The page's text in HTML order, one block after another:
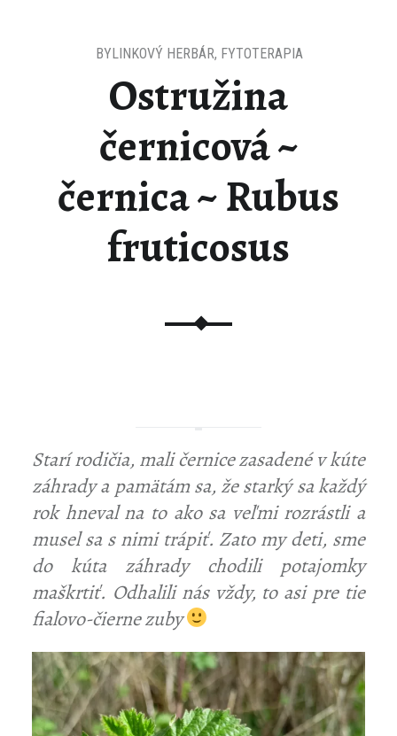
Ostružina
černicová ~
černica ~ Rubus
fruticosus
BYLINKOVÝ HERBÁR, FYTOTERAPIA
Starí rodičia, mali černice zasadené v kúte
záhrady a pamätám sa, že starký sa každý
rok hneval na to ako sa veľmi rozrástli a
musel sa s nimi trápiť. Zato my deti, sme
do kúta záhrady chodili potajomky
maškrtiť. Odhalili nás vždy, to asi pre tie
fialovo-čierne zuby